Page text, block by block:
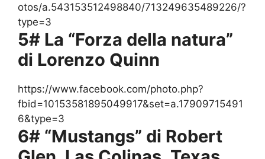
otos/a.543153512498840/713249635489226/?
type=3
5# La “Forza della natura”
di Lorenzo Quinn
https://www.facebook.com/photo.php?
fbid=10153581895049917&set=a.17909715491
6&type=3
6# “Mustangs” di Robert